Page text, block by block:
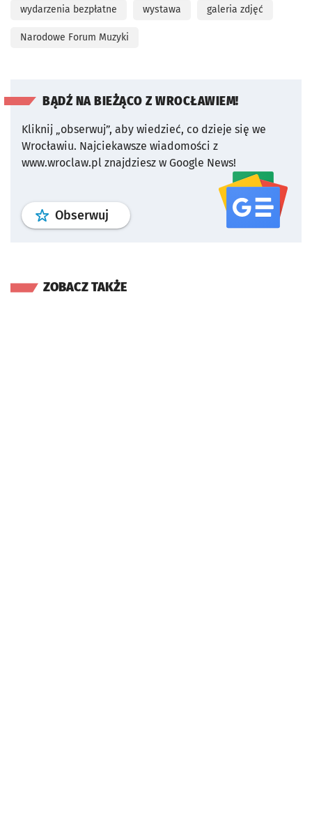
wydarzenia bezpłatne wystawa galeria zdjęć
Narodowe Forum Muzyki
BĄDŹ NA BIEŻĄCO Z WROCŁAWIEM!
Kliknij „obserwuj”, aby wiedzieć, co dzieje się we
Wrocławiu. Najciekawsze wiadomości z
www.wroclaw.pl znajdziesz w Google News!
Obserwuj profil serwisu
ZOBACZ TAKŻE